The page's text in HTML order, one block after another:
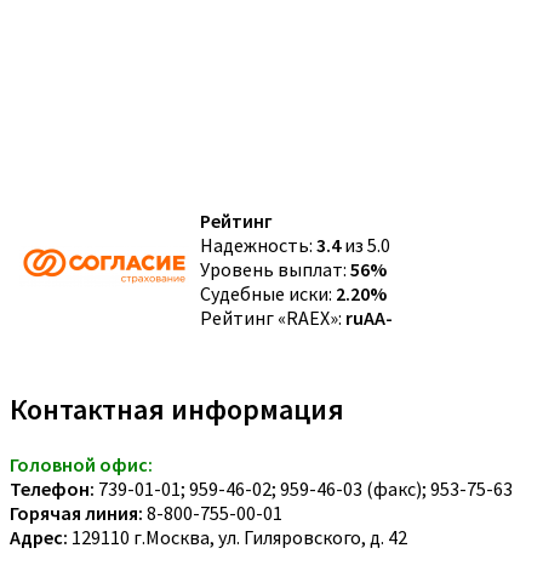
Рейтинг
Надежность: 3.4из 5.0
Уровень выплат: 56%
Судебные иски: 2.20%
Рейтинг «RAEX»: ruAA-
Контактная информация
Головной офис:
Телефон: 739-01-01; 959-46-02; 959-46-03 (факс); 953-75-63
Горячая линия: 8-800-755-00-01
Адрес: 129110 г.Москва, ул. Гиляровского, д. 42